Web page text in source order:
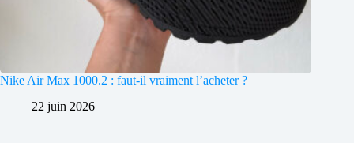
Nike Air Max 1000.2 : faut-il vraiment l’acheter ?
22 juin 2026